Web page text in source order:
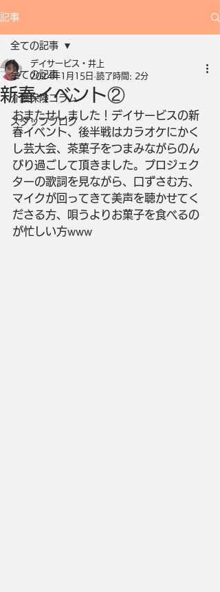
記事
全ての記事
介護保険コラム
スタッフブログ
全ての記事
新春イベント②
デイサービス・井上
2024年1月15日 読了時間: 2分
おまたせしました！デイサービスの新
春イベント、後半戦はカラオケにかく
し芸大会、茶菓子をつまみながらのん
びり過ごして頂きました。プロジェク
ターの歌詞を見ながら、口ずさむ方、
マイクが回ってきて美声を聴かせてく
ださる方、唄うよりお菓子を食べるの
が忙しい方www